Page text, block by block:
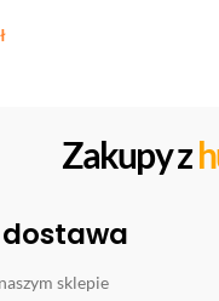
Zakupy z
sklepie